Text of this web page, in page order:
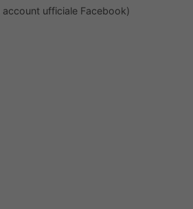
account ufficiale Facebook)